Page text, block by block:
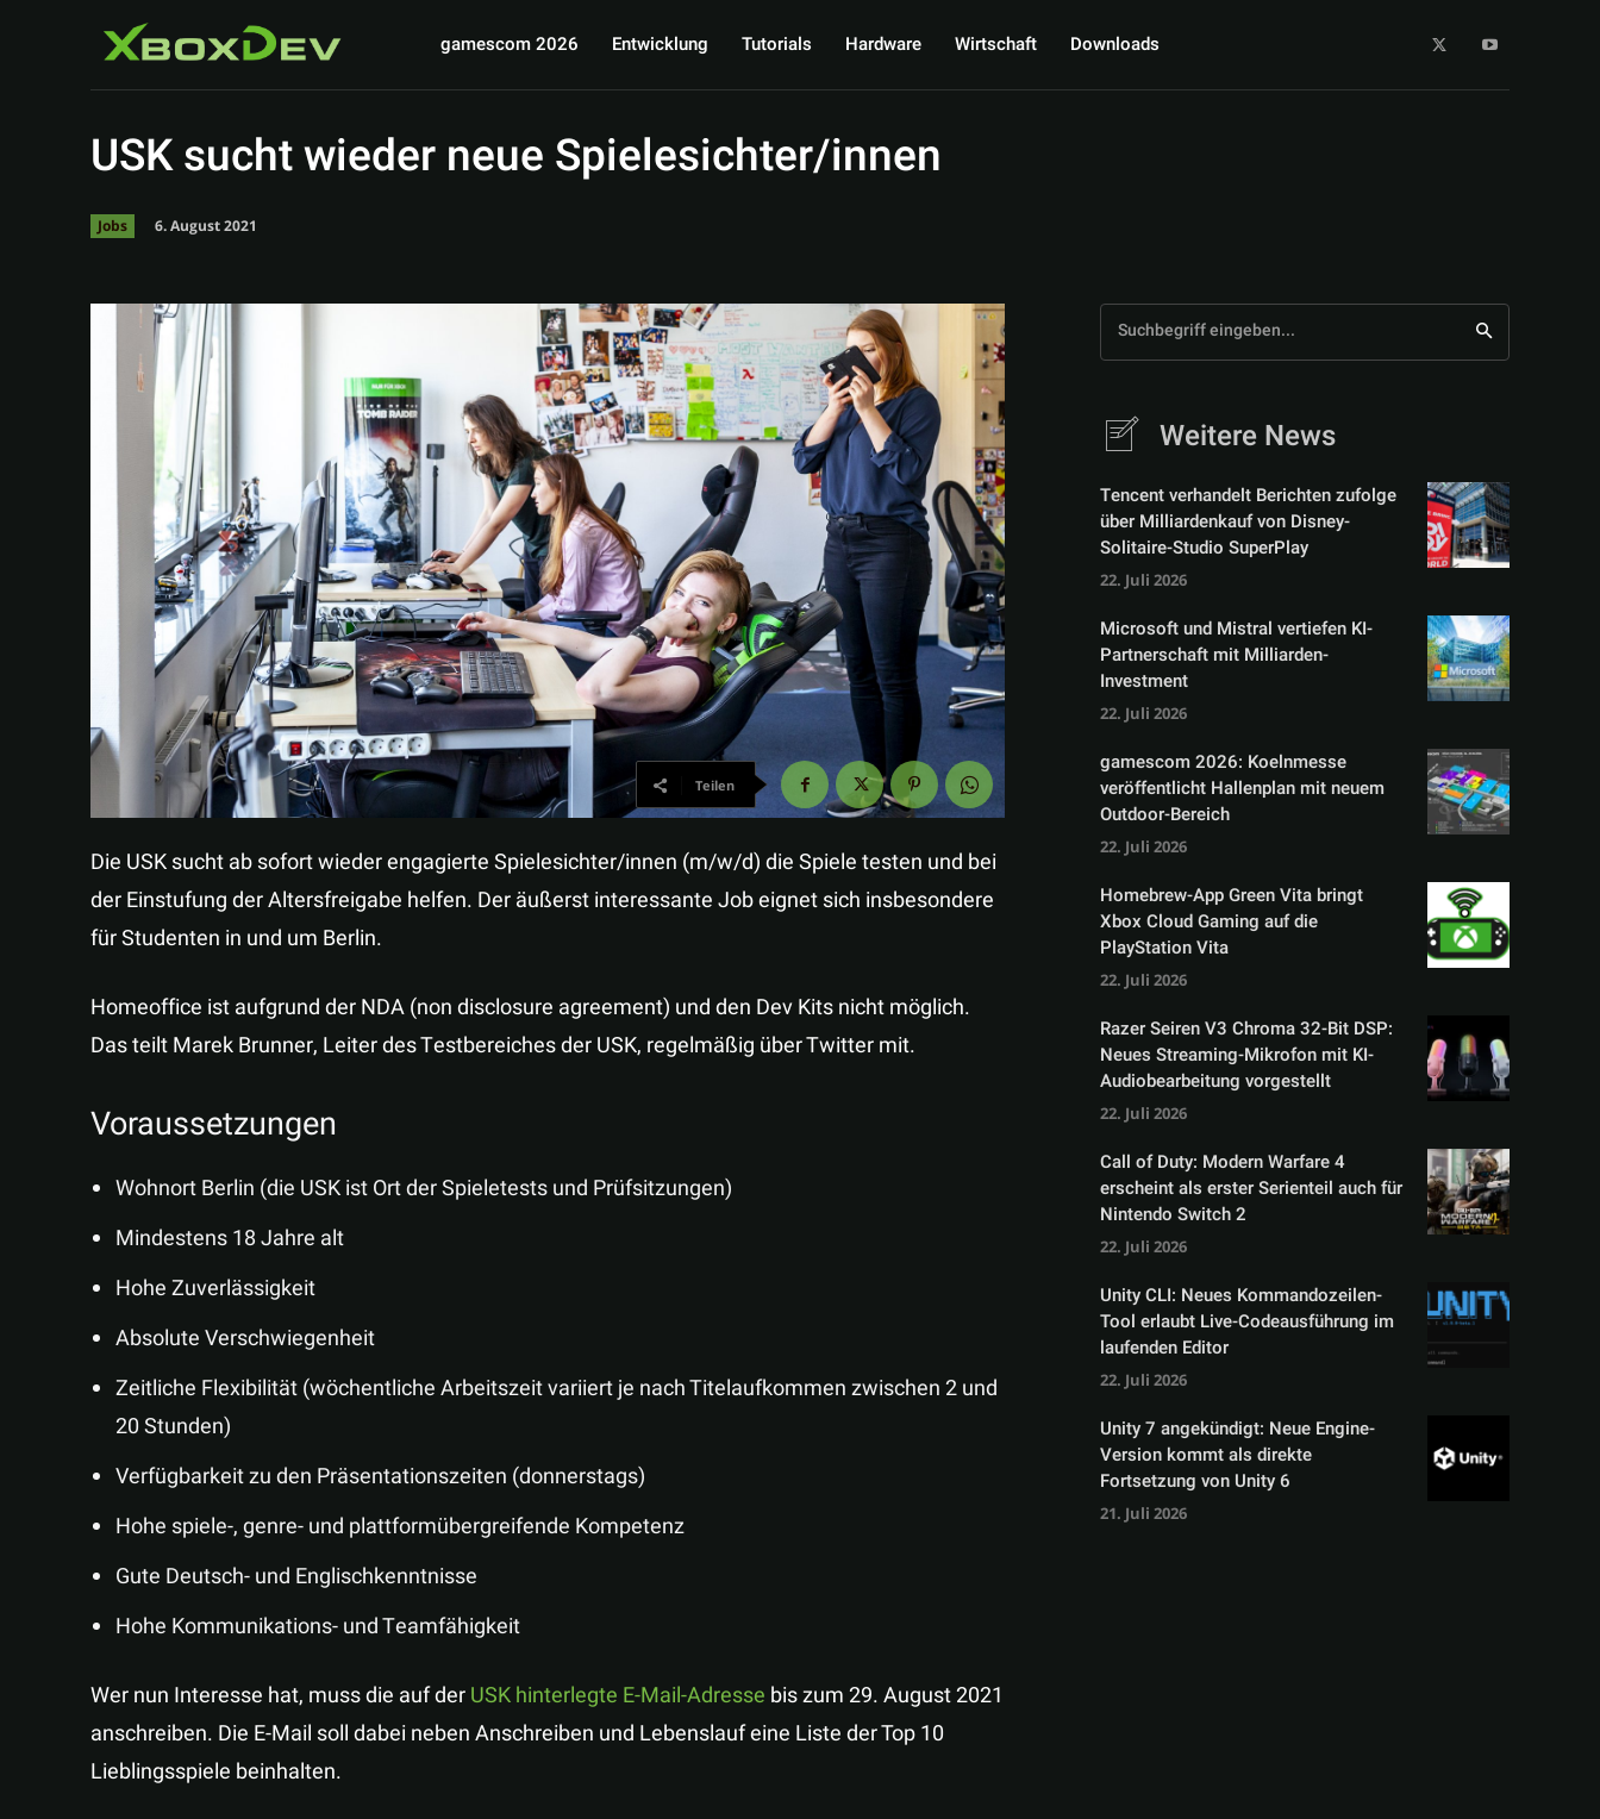
gamescom 2026 Entwicklung Tutorials Hardware Wirtschaft Downloads
USK sucht wieder neue Spielesichter/innen
Jobs 6. August 2021
Teilen
Die USK sucht ab sofort wieder engagierte Spielesichter/innen (m/w/d) die Spiele testen und bei
der Einstufung der Altersfreigabe helfen. Der äußerst interessante Job eignet sich insbesondere
für Studenten in und um Berlin.
Homeoffice ist aufgrund der NDA (non disclosure agreement) und den Dev Kits nicht möglich.
Das teilt Marek Brunner, Leiter des Testbereiches der USK, regelmäßig über Twitter mit.
Voraussetzungen
Wohnort Berlin (die USK ist Ort der Spieletests und Prüfsitzungen)
Mindestens 18 Jahre alt
Hohe Zuverlässigkeit
Absolute Verschwiegenheit
Zeitliche Flexibilität (wöchentliche Arbeitszeit variiert je nach Titelaufkommen zwischen 2 und
20 Stunden)
Verfügbarkeit zu den Präsentationszeiten (donnerstags)
Hohe spiele-, genre- und plattformübergreifende Kompetenz
Gute Deutsch- und Englischkenntnisse
Hohe Kommunikations- und Teamfähigkeit
Wer nun Interesse hat, muss die auf derUSK hinterlegte E-Mail-Adresse bis zum 29. August 2021
anschreiben. Die E-Mail soll dabei neben Anschreiben und Lebenslauf eine Liste der Top 10
Lieblingsspiele beinhalten.
Suchbegriff eingeben...
Weitere News
Tencent verhandelt Berichten zufolge
über Milliardenkauf von Disney-
Solitaire-Studio SuperPlay
22. Juli 2026
Microsoft und Mistral vertiefen KI-
Partnerschaft mit Milliarden-
Investment
22. Juli 2026
gamescom 2026: Koelnmesse
veröffentlicht Hallenplan mit neuem
Outdoor-Bereich
22. Juli 2026
Homebrew-App Green Vita bringt
Xbox Cloud Gaming auf die
PlayStation Vita
22. Juli 2026
Razer Seiren V3 Chroma 32-Bit DSP:
Neues Streaming-Mikrofon mit KI-
Audiobearbeitung vorgestellt
22. Juli 2026
Call of Duty: Modern Warfare 4
erscheint als erster Serienteil auch für
Nintendo Switch 2
22. Juli 2026
Unity CLI: Neues Kommandozeilen-
Tool erlaubt Live-Codeausführung im
laufenden Editor
22. Juli 2026
Unity 7 angekündigt: Neue Engine-
Version kommt als direkte
Fortsetzung von Unity 6
21. Juli 2026